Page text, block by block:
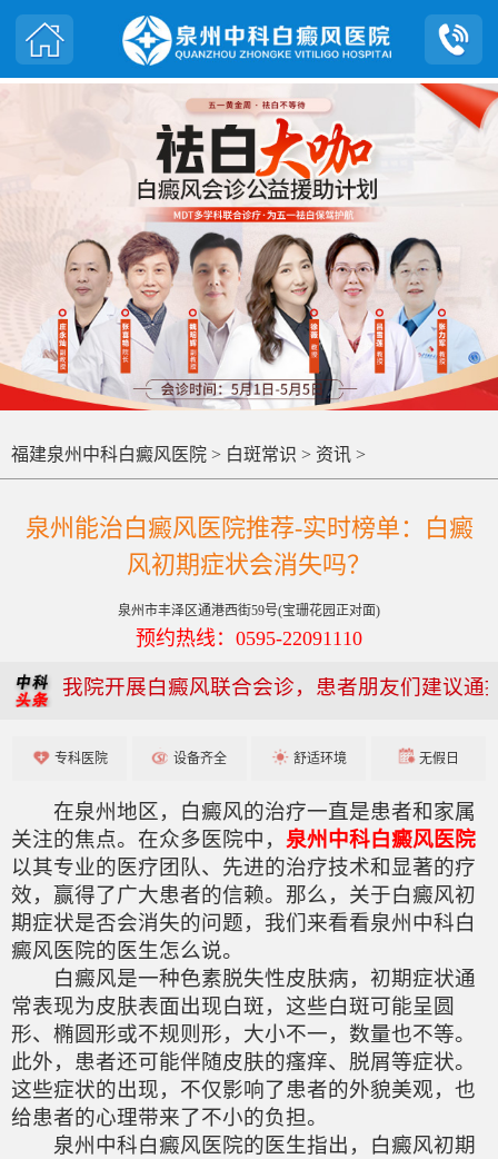
福建泉州中科白癜风医院 > 白斑常识 > 资讯 >
泉州能治白癜风医院推荐-实时榜单：白癜
风初期症状会消失吗？
泉州市丰泽区通港西街59号(宝珊花园正对面)
预约热线：0595-22091110
我院开展白癜风联合会诊，患者朋友们建议通
专科医院 设备齐全 舒适环境 无假日
在泉州地区，白癜风的治疗一直是患者和家属
关注的焦点。在众多医院中， 泉州中科白癜风医院
以其专业的医疗团队、先进的治疗技术和显著的疗
效，赢得了广大患者的信赖。那么，关于白癜风初
期症状是否会消失的问题，我们来看看泉州中科白
癜风医院的医生怎么说。
白癜风是一种色素脱失性皮肤病，初期症状通
常表现为皮肤表面出现白斑，这些白斑可能呈圆
形、椭圆形或不规则形，大小不一，数量也不等。
此外，患者还可能伴随皮肤的瘙痒、脱屑等症状。
这些症状的出现，不仅影响了患者的外貌美观，也
给患者的心理带来了不小的负担。
泉州中科白癜风医院的医生指出，白癜风初期